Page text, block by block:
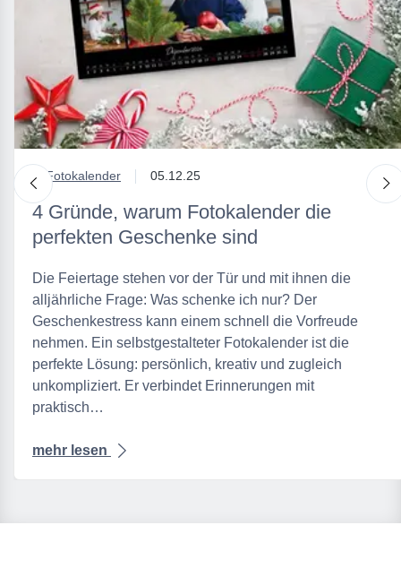
nach links
in Fotokalender 05.12.25
4 Gründe, warum Fotokalender die
perfekten Geschenke sind
Die Feiertage stehen vor der Tür und mit ihnen die
alljährliche Frage: Was schenke ich nur? Der
Geschenkestress kann einem schnell die Vorfreude
nehmen. Ein selbstgestalteter Fotokalender ist die
perfekte Lösung: persönlich, kreativ und zugleich
unkompliziert. Er verbindet Erinnerungen mit
praktisch…
mehr lesen